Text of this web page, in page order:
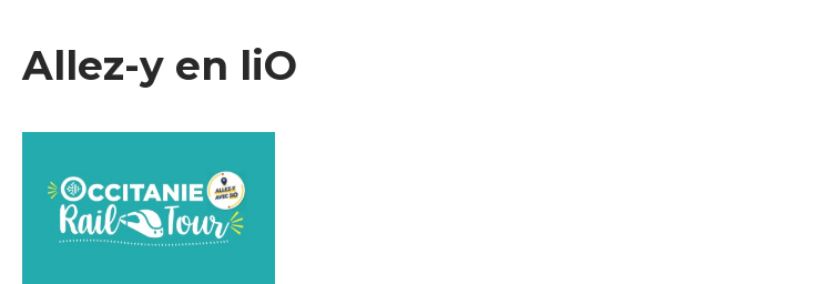
Allez-y en liO